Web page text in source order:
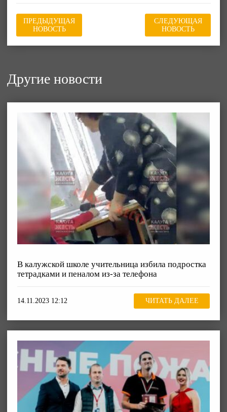
ПРЕДЫДУЩАЯ
НОВОСТЬ
СЛЕДУЮЩАЯ
НОВОСТЬ
Другие новости
В калужской школе учительница избила подростка
тетрадками и пеналом из-за телефона
14.11.2023 12:12 ЧИТАТЬ ДАЛЕЕ